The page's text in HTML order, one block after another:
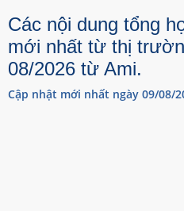
Các nội dung tổng
mới nhất từ thị
08/2026 từ Ami.
Cập nhật mới nhất ngày 09/08/